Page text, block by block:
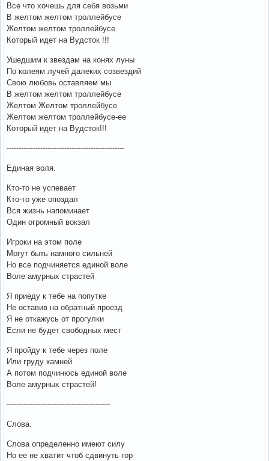
Все что хочешь для себя возьми
В желтом желтом троллейбусе
Желтом желтом троллейбусе
Который идет на Вудсток !!!
Ушедшим к звездам на конях луны
По колеям лучей далеких созвездий
Свою любовь оставляем мы
В желтом желтом троллейбусе
Желтом Желтом троллейбусе
Желтом желтом троллейбусе-ее
Который идет на Вудсток!!!
-------------------------------------------------
Единая воля.
Кто-то не успевает
Кто-то уже опоздал
Вся жизнь напоминает
Один огромный вокзал
Игроки на этом поле
Могут быть намного сильней
Но все подчиняется единой воле
Воле амурных страстей
Я приеду к тебе на попутке
Не оставив на обратный проезд
Я не откажусь от прогулки
Если не будет свободных мест
Я пройду к тебе через поле
Или груду камней
А потом подчинюсь единой воле
Воле амурных страстей!
-------------------------------------------
Слова.
Слова определенно имеют силу
Но ее не хватит чтоб сдвинуть гор